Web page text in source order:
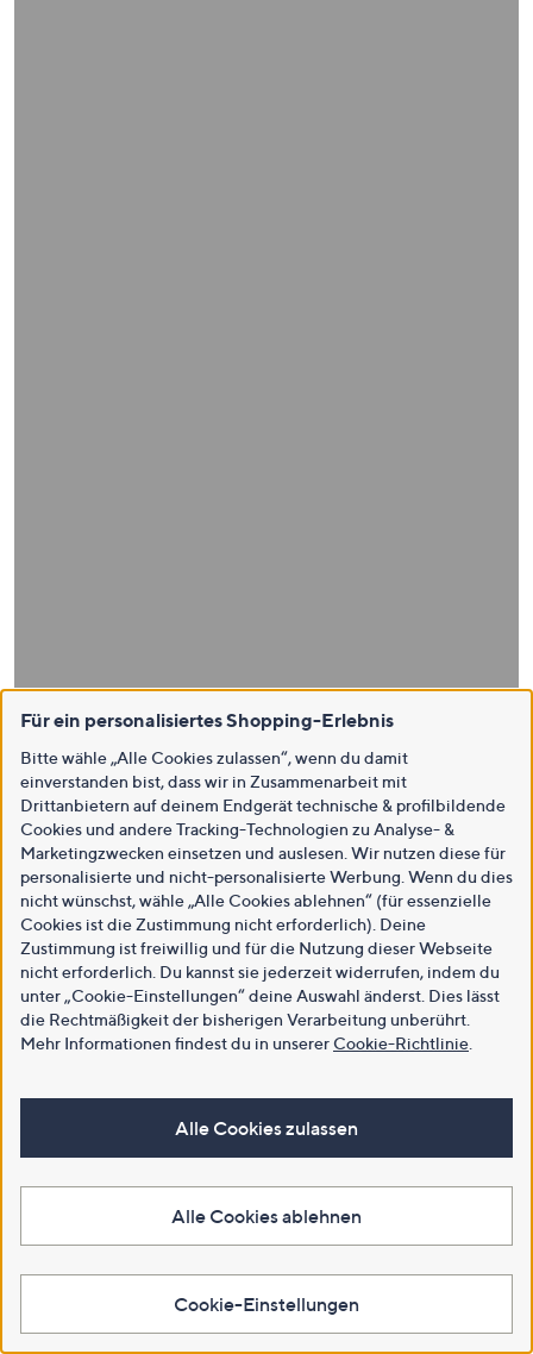
Für ein personalisiertes Shopping-Erlebnis
Bitte wähle „Alle Cookies zulassen“, wenn du damit
einverstanden bist, dass wir in Zusammenarbeit mit
Drittanbietern auf deinem Endgerät technische & profilbildende
Cookies und andere Tracking-Technologien zu Analyse- &
Marketingzwecken einsetzen und auslesen. Wir nutzen diese für
personalisierte und nicht-personalisierte Werbung. Wenn du dies
nicht wünschst, wähle „Alle Cookies ablehnen“ (für essenzielle
Cookies ist die Zustimmung nicht erforderlich). Deine
Zustimmung ist freiwillig und für die Nutzung dieser Webseite
nicht erforderlich. Du kannst sie jederzeit widerrufen, indem du
unter „Cookie-Einstellungen“ deine Auswahl änderst. Dies lässt
die Rechtmäßigkeit der bisherigen Verarbeitung unberührt.
Mehr Informationen findest du in unsererCookie-Richtlinie
Alle Cookies zulassen
Alle Cookies ablehnen
Cookie-Einstellungen